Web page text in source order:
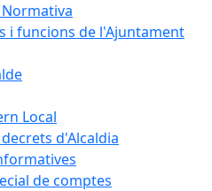
i funcions de l'Ajuntament
Local
d'Alcaldia
de comptes